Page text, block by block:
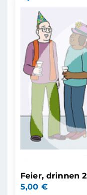
Feier, drinnen 2
5,00 €